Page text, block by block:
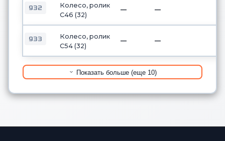
932
Колесо, ролик
C46 (32)
— —
933
Колесо, ролик
C54 (32)
— —
Показать больше (еще 10)